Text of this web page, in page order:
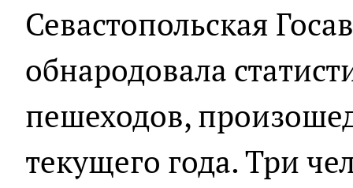
Севастопольская
обнародовала
пешеходов,
текущего года. Три